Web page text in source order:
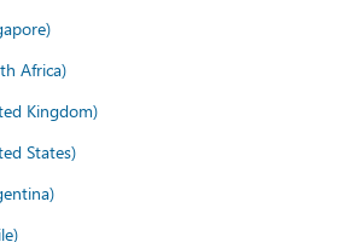
Africa)
Kingdom)
States)